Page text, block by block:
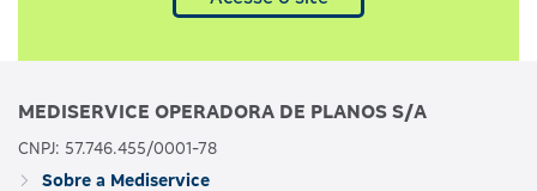
MEDISERVICE OPERADORA DE PLANOS S/A
CNPJ: 57.746.455/0001-78
Sobre a Mediservice